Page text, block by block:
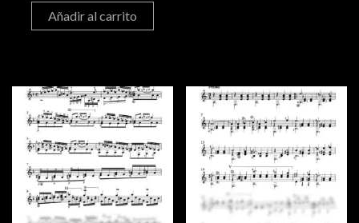
Añadir al carrito